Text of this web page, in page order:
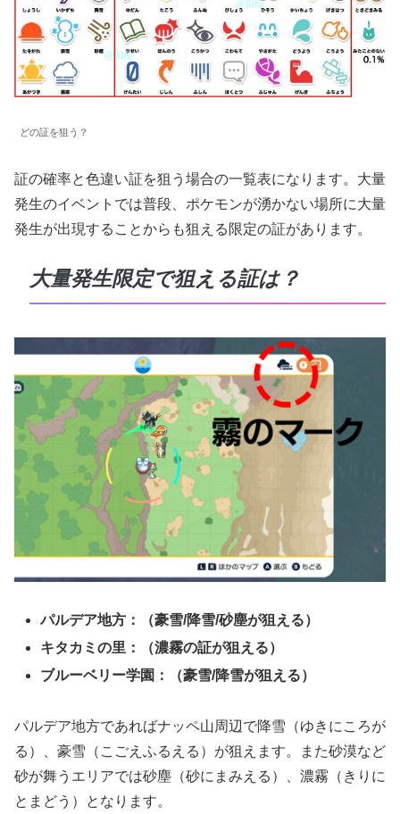
どの証を狙う？
証の確率と色違い証を狙う場合の一覧表になります。大量
発生のイベントでは普段、ポケモンが湧かない場所に大量
発生が出現することからも狙える限定の証があります。
大量発生限定で狙える証は？
パルデア地方：（豪雪/降雪/砂塵が狙える）
キタカミの里：（濃霧の証が狙える）
ブルーベリー学園：（豪雪/降雪が狙える）
パルデア地方であればナッペ山周辺で降雪（ゆきにころが
る）、豪雪（こごえふるえる）が狙えます。また砂漠など
砂が舞うエリアでは砂塵（砂にまみえる）、濃霧（きりに
とまどう）となります。